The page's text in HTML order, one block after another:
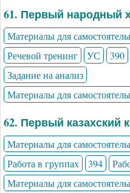
61. Первый народный
Материалы для
Речевой тренинг
УС 390
Задание на анализ
Материалы для
62. Первый казахский
Материалы для
Работа в группах
394
Материалы для